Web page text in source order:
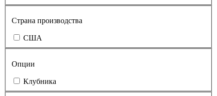
Страна производства
США
Опции
Клубника